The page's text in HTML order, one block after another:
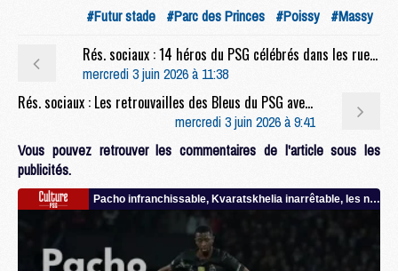
#Futur stade #Parc des Princes #Poissy #Massy
Rés. sociaux : 14 héros du PSG célébrés dans les rues de Paris
mercredi 3 juin 2026 à 11:38
Rés. sociaux : Les retrouvailles des Bleus du PSG avec Deschamps et Mbappé
mercredi 3 juin 2026 à 9:41
Vous pouvez retrouver les commentaires de l'article sous les
publicités.